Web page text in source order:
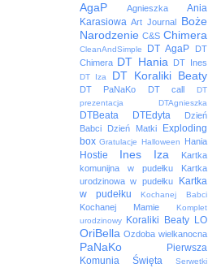
AgaP Agnieszka
Ania
Karasiowa Art Journal
Boże
Narodzenie C&S Chimera
CleanAndSimple DT AgaP
DT
Chimera DT Hania DT Ines
DT Iza DT Koraliki Beaty
DT PaNaKo DT call
DT
prezentacja
DTAgnieszka
DTBeata DTEdyta
Dzień
Babci
Dzień Matki
Exploding
box Gratulacje Halloween Hania
Hostie Ines Iza
Kartka
komunijna w pudełku
Kartka
urodzinowa w pudełku
Kartka
w pudełku
Kochanej Babci
Kochanej Mamie
Komplet
urodzinowy
Koraliki Beaty LO
OriBella Ozdoba wielkanocna
PaNaKo
Pierwsza
Komunia Święta
Serwetki